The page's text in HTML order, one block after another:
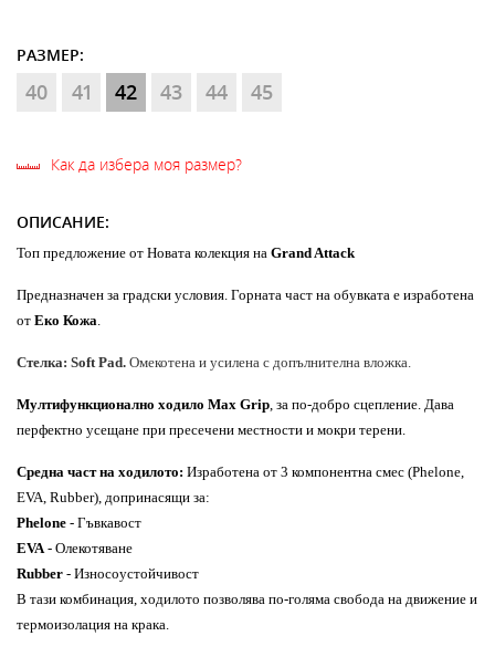
РАЗМЕР:
40 41 42 43 44 45
Как да избера моя размер?
ОПИСАНИЕ:
Топ предложение от Новата колекция на Grand Attack
Предназначен за градски условия. Горната част на обувката е изработена
от Еко Кожа.
Стелка: Soft Pad. Омекотена и усилена с допълнителна вложка.
Мултифункционално ходило Max Grip, за по-добро сцепление. Дава
перфектно усещане при пресечени местности и мокри терени.
Средна част на ходилото: Изработена от 3 компонентна смес (Phelone,
EVA, Rubber), допринасящи за:
Phelone - Гъвкавост
EVA- Олекотяване
Rubber - Износоустойчивост
В тази комбинация, ходилото позволява по-голяма свобода на движение и
термоизолация на крака.